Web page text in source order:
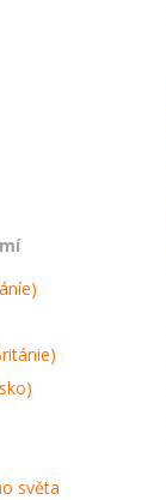
světa